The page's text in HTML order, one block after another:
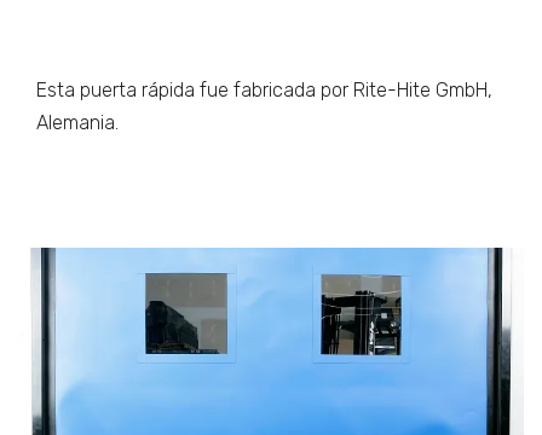
Esta puerta rápida fue fabricada por Rite-Hite GmbH,
Alemania.